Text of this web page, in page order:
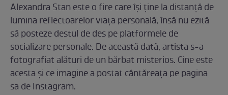
Alexandra Stan este o fire care își ține la distanță de
lumina reflectoarelor viața personală, însă nu ezită
să posteze destul de des pe platformele de
socializare personale. De această dată, artista s-a
fotografiat alături de un bărbat misterios. Cine este
acesta și ce imagine a postat cântăreața pe pagina
sa de Instagram.